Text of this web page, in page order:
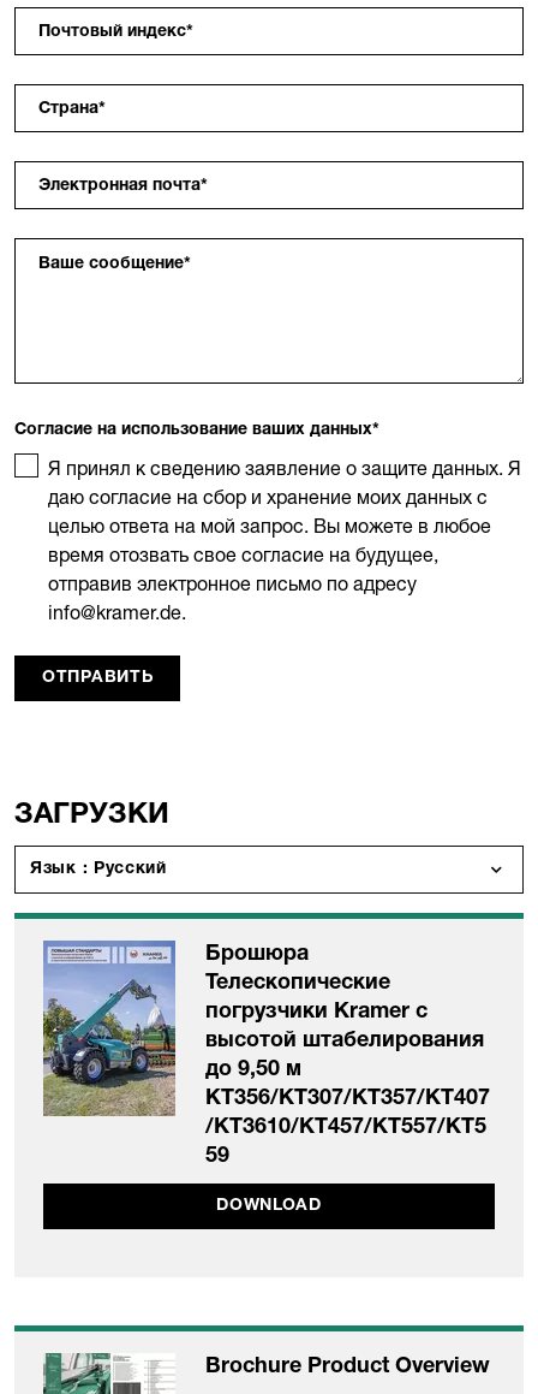
Почтовый индекс*
Страна*
Электронная почта*
Ваше сообщение*
Согласие на использование ваших данных*
Я принял к сведению заявление о защите данных. Я
даю согласие на сбор и хранение моих данных с
целью ответа на мой запрос. Вы можете в любое
время отозвать свое согласие на будущее,
отправив электронное письмо по адресу
info@kramer.de.
ОТПРАВИТЬ
ЗАГРУЗКИ
Язык : Русский
Брошюра
Телескопические
погрузчики Kramer с
высотой штабелирования
до 9,50 м
KT356/KT307/KT357/KT407
/KT3610/KT457/KT557/KT5
59
DOWNLOAD
Brochure Product Overview